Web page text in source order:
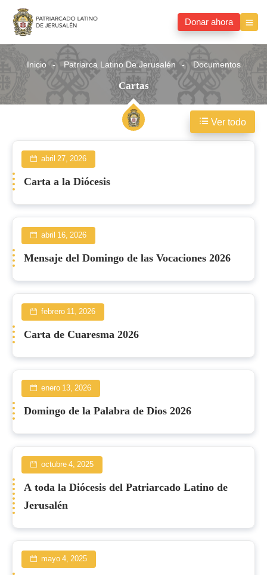
Donar ahora
Inicio Patriarca Latino De Jerusalén Documentos
Cartas
Cartasabril 27, 2026
Carta a la Diócesis
abril 16, 2026
Mensaje del Domingo de las Vocaciones 2026
febrero 11, 2026
Carta de Cuaresma 2026
enero 13, 2026
Domingo de la Palabra de Dios 2026
octubre 4, 2025
A toda la Diócesis del Patriarcado Latino de
Jerusalén
mayo 4, 2025
Ver todo